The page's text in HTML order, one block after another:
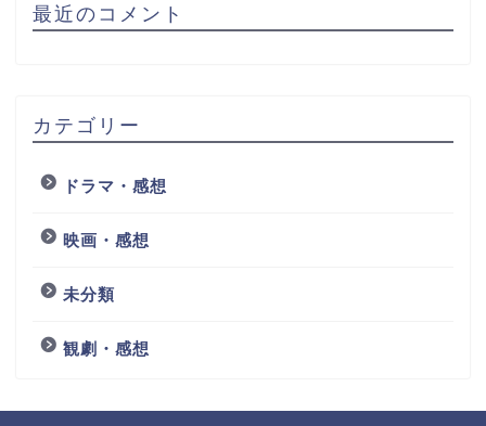
最近のコメント
カテゴリー
ドラマ・感想
映画・感想
未分類
観劇・感想